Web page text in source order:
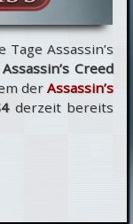
Assassin’s
Assassin’s Creed
derAssassin’s
derzeit bereits